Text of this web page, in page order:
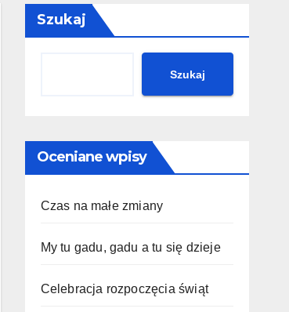
Szukaj
Szukaj
Oceniane wpisy
Czas na małe zmiany
My tu gadu, gadu a tu się dzieje
Celebracja rozpoczęcia świąt